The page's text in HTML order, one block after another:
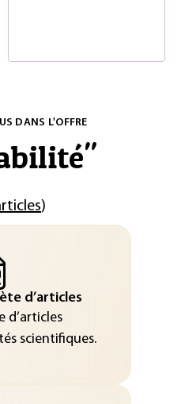
DANS L'OFFRE
"
)
d’articles
d’articles
scientifiques.